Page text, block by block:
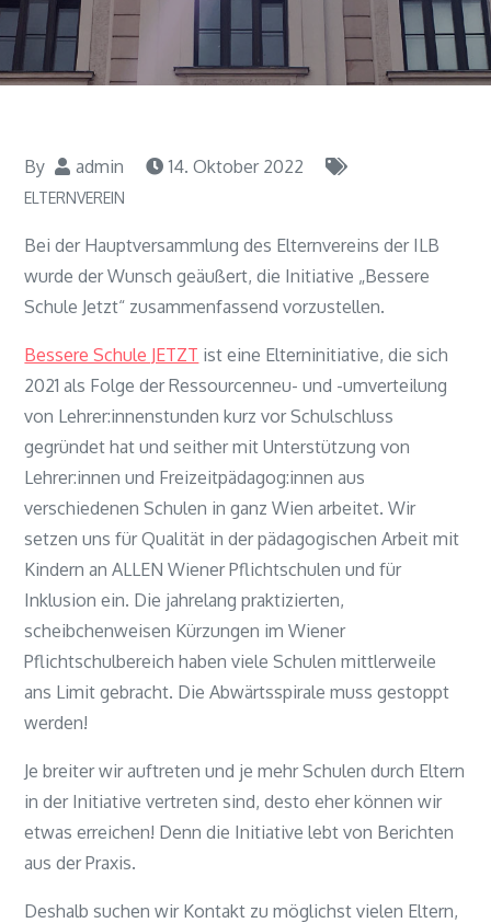
By admin 14. Oktober 2022
ELTERNVEREIN
Bei der Hauptversammlung des Elternvereins der ILB
wurde der Wunsch geäußert, die Initiative „Bessere
Schule Jetzt“ zusammenfassend vorzustellen.
Bessere Schule JETZT ist eine Elterninitiative, die sich
2021 als Folge der Ressourcenneu- und -umverteilung
von Lehrer:innenstunden kurz vor Schulschluss
gegründet hat und seither mit Unterstützung von
Lehrer:innen und Freizeitpädagog:innen aus
verschiedenen Schulen in ganz Wien arbeitet. Wir
setzen uns für Qualität in der pädagogischen Arbeit mit
Kindern an ALLEN Wiener Pflichtschulen und für
Inklusion ein. Die jahrelang praktizierten,
scheibchenweisen Kürzungen im Wiener
Pflichtschulbereich haben viele Schulen mittlerweile
ans Limit gebracht. Die Abwärtsspirale muss gestoppt
werden!
Je breiter wir auftreten und je mehr Schulen durch Eltern
in der Initiative vertreten sind, desto eher können wir
etwas erreichen! Denn die Initiative lebt von Berichten
aus der Praxis.
Deshalb suchen wir Kontakt zu möglichst vielen Eltern,